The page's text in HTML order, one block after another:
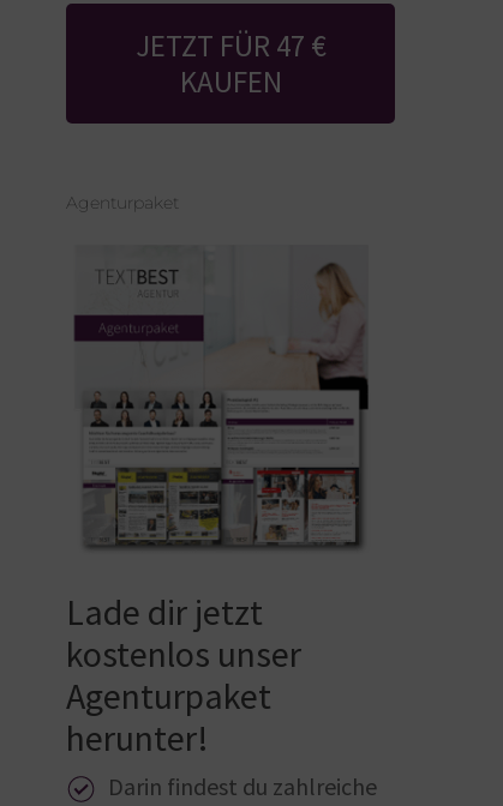
JETZT FÜR 47 €
KAUFEN
Agenturpaket
Lade dir jetzt
kostenlos unser
Agenturpaket
herunter!
Darin findest du zahlreiche